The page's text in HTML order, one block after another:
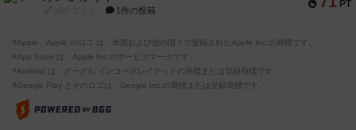
PT
1件の投稿
※Apple、Apple のロゴ は、米国および他の国々で登録されたApple Inc.の商標です。
※App Store は、Apple Inc.のサービスマークです。
※Android は、グーグル インコーポレイテッドの商標または登録商標です。
※Google Play とそのロゴは、Google Inc.の商標または登録商標です。